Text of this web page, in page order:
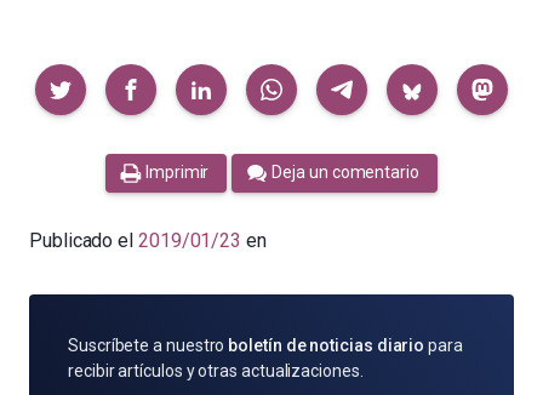
Compartir
Imprimir Deja un comentario
Publicado el 2019/01/23 en
SUSCRÍBETE
POR
Suscríbete a nuestro boletín de noticias diario para
recibir artículos y otras actualizaciones.